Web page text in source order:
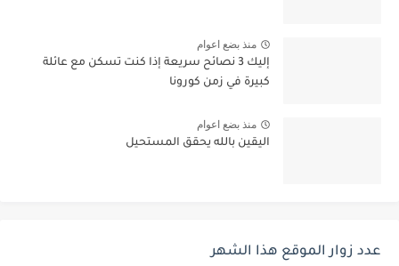
منذ بضع اعوام
إليك 3 نصائح سريعة إذا كنت تسكن مع عائلة
كبيرة في زمن كورونا
منذ بضع اعوام
اليقين بالله يحقق المستحيل
عدد زوار الموقع هذا الشهر